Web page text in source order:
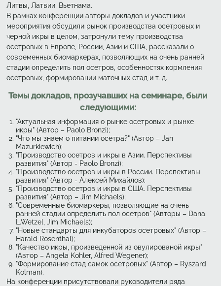
Литвы, Латвии, Вьетнама.
В рамках конференции авторы докладов и участники
мероприятия обсудили рынок производства осетровых и
черной икры в целом, затронули тему производства
осетровых в Европе, России, Азии и США, рассказали о
современных биомаркерах, позволяющих на очень ранней
стадии определить пол осетров, особенностях кормления
осетровых, формировании маточных стад и т. д.
Темы докладов, прозучавших на семинаре, были
следующими:
"Актуальная информация о рынке осетровых и рынке
икры" (Автор – Paolo Bronzi);
"Что мы знаем о питании осетра?" (Автор – Jan
Mazurkiewich);
"Производство осетров и икры в Азии. Перспективы
развития" (Автор - Paolo Bronzi);
"Производство осетров и икры в России. Перспективы
развития" (Автор - Алексей Михайлов);
"Производство осетров и икры в США. Перспективы
развития" (Автор – Jim Michaels);
"Современные биомаркеры, позволяющие на очень
ранней стадии определить пол осетров" (Авторы – Dana
L.Wetzel, Jim Michaels);
"Новые стандарты для инкубаторов осетровых" (Автор –
Harald Rosenthal);
"Качество икры, произведенной из овулированой икры"
(Автор – Angela Kohler, Alfred Wegener);
"Формирование стад самок осетровых" (Автор – Ryszard
Kolman).
На конференции присутствовали руководители ряда